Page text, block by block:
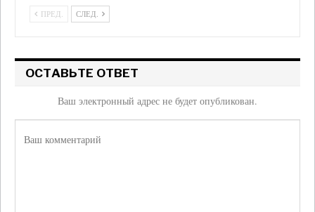
ПРЕД. СЛЕД.
ОСТАВЬТЕ ОТВЕТ
Ваш электронный адрес не будет опубликован.